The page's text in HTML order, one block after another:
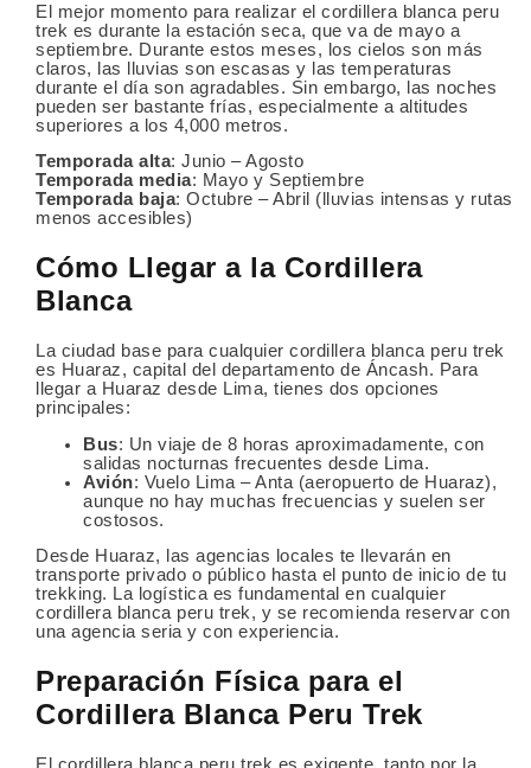
El mejor momento para realizar el cordillera blanca peru
trek es durante la estación seca, que va de mayo a
septiembre. Durante estos meses, los cielos son más
claros, las lluvias son escasas y las temperaturas
durante el día son agradables. Sin embargo, las noches
pueden ser bastante frías, especialmente a altitudes
superiores a los 4,000 metros.
Temporada alta: Junio – Agosto
Temporada media: Mayo y Septiembre
Temporada baja: Octubre – Abril (lluvias intensas y rutas
menos accesibles)
Cómo Llegar a la Cordillera
Blanca
La ciudad base para cualquier cordillera blanca peru trek
es Huaraz, capital del departamento de Áncash. Para
llegar a Huaraz desde Lima, tienes dos opciones
principales:
Bus: Un viaje de 8 horas aproximadamente, con
salidas nocturnas frecuentes desde Lima.
Avión: Vuelo Lima – Anta (aeropuerto de Huaraz),
aunque no hay muchas frecuencias y suelen ser
costosos.
Desde Huaraz, las agencias locales te llevarán en
transporte privado o público hasta el punto de inicio de tu
trekking. La logística es fundamental en cualquier
cordillera blanca peru trek, y se recomienda reservar con
una agencia seria y con experiencia.
Preparación Física para el
Cordillera Blanca Peru Trek